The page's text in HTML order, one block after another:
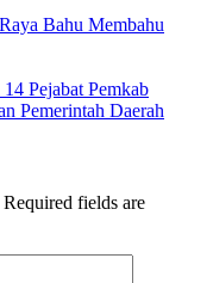
Bahu Membahu
Pejabat Pemkab
Pemerintah Daerah
Required fields are